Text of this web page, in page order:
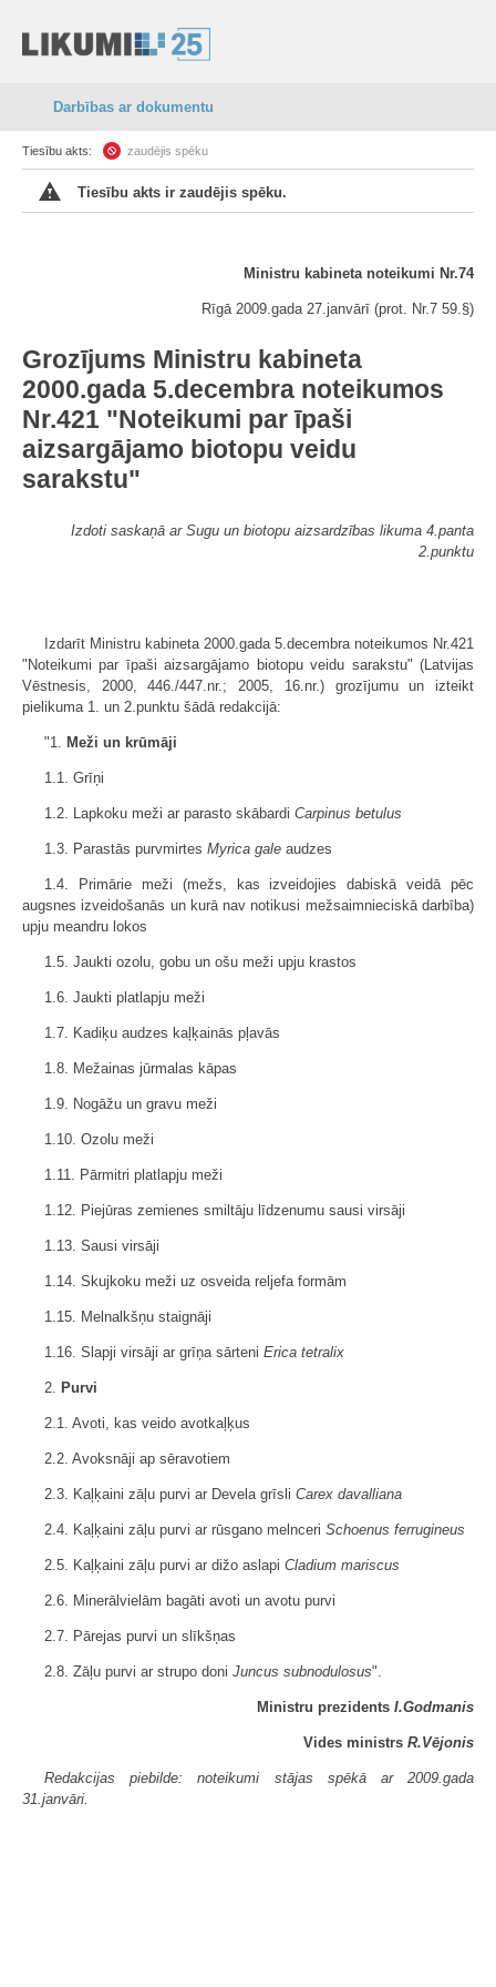
Darbības ar dokumentu
Tiesību akts: zaudējis spēku
Tiesību akts ir zaudējis spēku.
Ministru kabineta noteikumi Nr.74
Rīgā 2009.gada 27.janvārī (prot. Nr.7 59.§)
Grozījums Ministru kabineta
2000.gada 5.decembra noteikumos
Nr.421 "Noteikumi par īpaši
aizsargājamo biotopu veidu
sarakstu"
Izdoti saskaņā ar Sugu un biotopu aizsardzības likuma 4.panta
2.punktu
Izdarīt Ministru kabineta 2000.gada 5.decembra noteikumos Nr.421
"Noteikumi par īpaši aizsargājamo biotopu veidu sarakstu" (Latvijas
Vēstnesis, 2000, 446./447.nr.; 2005, 16.nr.) grozījumu un izteikt
pielikuma 1. un 2.punktu šādā redakcijā:
"1. Meži un krūmāji
1.1. Grīņi
1.2. Lapkoku meži ar parasto skābardi Carpinus betulus
1.3. Parastās purvmirtes Myrica gale audzes
1.4. Primārie meži (mežs, kas izveidojies dabiskā veidā pēc
augsnes izveidošanās un kurā nav notikusi mežsaimnieciskā darbība)
upju meandru lokos
1.5. Jaukti ozolu, gobu un ošu meži upju krastos
1.6. Jaukti platlapju meži
1.7. Kadiķu audzes kaļķainās pļavās
1.8. Mežainas jūrmalas kāpas
1.9. Nogāžu un gravu meži
1.10. Ozolu meži
1.11. Pārmitri platlapju meži
1.12. Piejūras zemienes smiltāju līdzenumu sausi virsāji
1.13. Sausi virsāji
1.14. Skujkoku meži uz osveida reljefa formām
1.15. Melnalkšņu staignāji
1.16. Slapji virsāji ar grīņa sārteni Erica tetralix
2. Purvi
2.1. Avoti, kas veido avotkaļķus
2.2. Avoksnāji ap sēravotiem
2.3. Kaļķaini zāļu purvi ar Devela grīsli Carex davalliana
2.4. Kaļķaini zāļu purvi ar rūsgano melnceri Schoenus ferrugineus
2.5. Kaļķaini zāļu purvi ar dižo aslapi Cladium mariscus
2.6. Minerālvielām bagāti avoti un avotu purvi
2.7. Pārejas purvi un slīkšņas
2.8. Zāļu purvi ar strupo doni Juncus subnodulosus".
Ministru prezidents I.Godmanis
Vides ministrs R.Vējonis
Redakcijas piebilde: noteikumi stājas spēkā ar 2009.gada
31.janvāri.